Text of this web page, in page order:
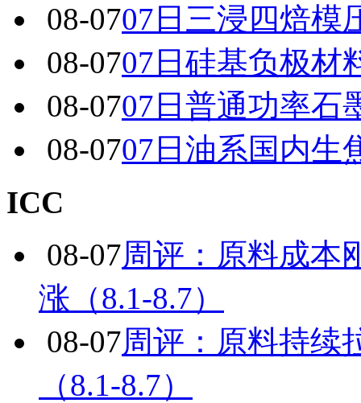
08-0707日三浸四焙模
08-0707日硅基负极材
08-0707日普通功率石
08-0707日油系国内生
ICC
08-07周评：原料成本
涨（8.1-8.7）
08-07周评：原料持续
（8.1-8.7）